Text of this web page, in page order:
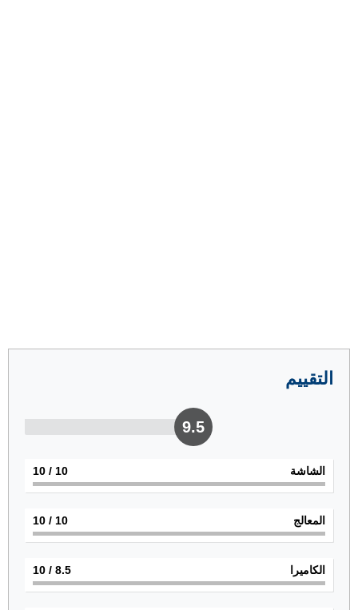
التقييم
9.5
الشاشة 10
/ 10
المعالج 10
/ 10
الكاميرا 8.5
/ 10